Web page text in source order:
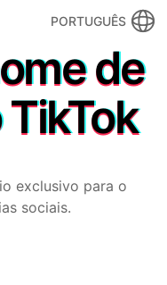
PORTUGUÊS
de
exclusivo para o
sociais.